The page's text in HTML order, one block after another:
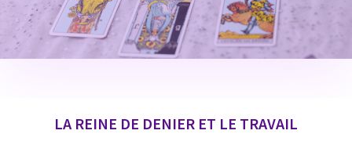
LA REINE DE DENIER ET LE TRAVAIL